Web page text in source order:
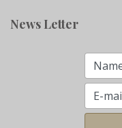
News Letter